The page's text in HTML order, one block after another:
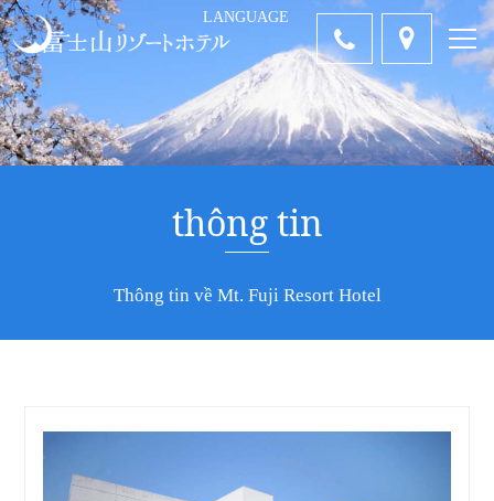
LANGUAGE
ENGLISH
คำไทย
Tiếng Việt
中国語-簡体
字
日本語
thông tin
Thông tin về Mt. Fuji Resort Hotel